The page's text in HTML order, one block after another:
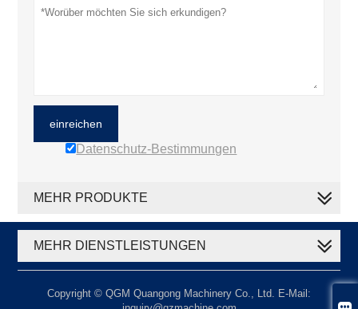
einreichen
Datenschutz-Bestimmungen
MEHR PRODUKTE
MEHR DIENSTLEISTUNGEN
Copyright © QGM Quangong Machinery Co., Ltd. E-Mail: